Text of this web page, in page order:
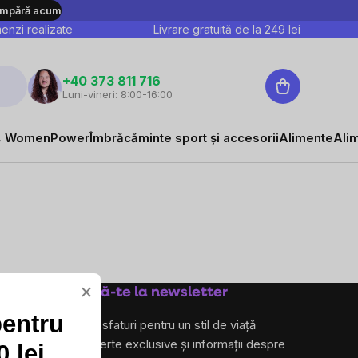
acum
realizate Livrare gratuită de la 249 lei
+40 373 811 716
Luni-vineri: 8:00-16:00
Coş
de
WomenPowerÎmbrăcăminte sport și accesoriiAlimente
Abonează-te la newsletter
și primește sfaturi pentru un stil de viață
sănătos, oferte exclusive și informații despre
×